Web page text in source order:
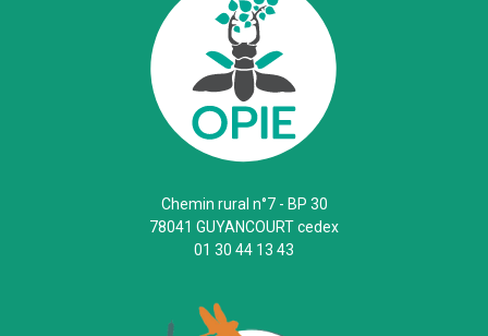
Chemin rural n°7 - BP 30
78041 GUYANCOURT cedex
01 30 44 13 43